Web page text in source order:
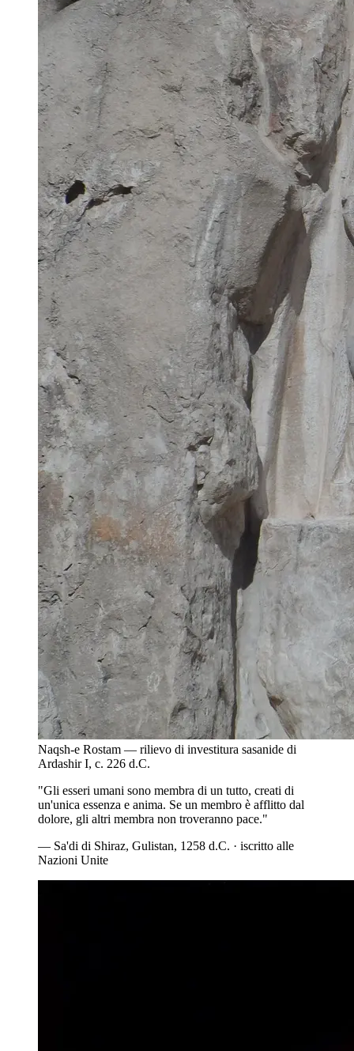
Naqsh-e Rostam — rilievo di investitura sasanide di
Ardashir I, c. 226 d.C.
"Gli esseri umani sono membra di un tutto, creati di
un'unica essenza e anima. Se un membro è afflitto dal
dolore, gli altri membra non troveranno pace."
— Sa'di di Shiraz, Gulistan, 1258 d.C. · iscritto alle
Nazioni Unite